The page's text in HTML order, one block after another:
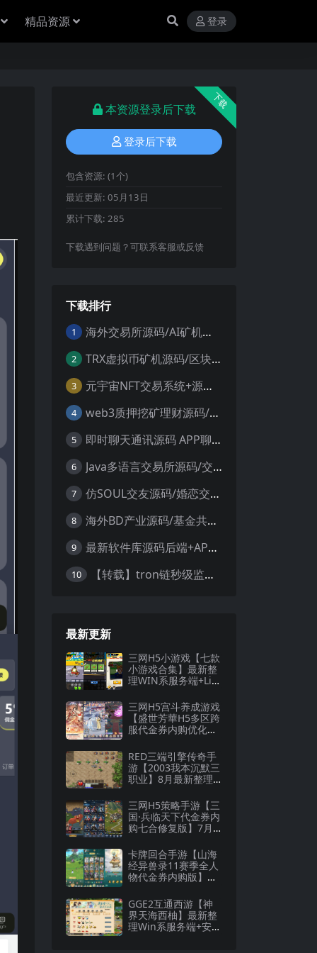
精品资源 登录
下载
本资源登录后下载
登录后下载
包含资源: (1个)
最近更新: 05月13日
累计下载: 285
下载遇到问题？可联系客服或反馈
下载排行
1 海外交易所源码/AI矿机系统源码 加密货币交易所 智能交易所源码
2 TRX虚拟币矿机源码/区块链矿机交易系统源码/支持 4国语言+usdt充值+搭建视频教程
3 元宇宙NFT交易系统+源码数字藏品3D合成+空投盲盒玩法抽集卡
4 web3质押挖矿理财源码/PHP理财源码
5 即时聊天通讯源码 APP聊天通讯源码 安卓+ios带后端源码控制
6 Java多语言交易所源码/交割合约/永续合约/币币/java服务端
7 仿SOUL交友源码/婚恋交友源码/社交友附近人婚恋约仿陌陌APP源码系统
8 海外BD产业源码/基金共享投资理财源码
9 最新软件库源码后端+APP端源码
10 【转载】tron链秒级监控授权+查余额+提币 全开源带视频教程文字教程
最新更新
三网H5小游戏【七款
小游戏合集】最新整
理WIN系服务端+Lin
搭建教程
三网H5宫斗养成游戏
【盛世芳華H5多区跨
服代金券内购优化
ux手工服务端+CDK
授权后台+全资源安
卓+详细搭建教程
RED三端引擎传奇手
游【2003我本沉默三
职业】8月最新整理W
+详细搭建教程
三网H5策略手游【三
国·兵临天下代金券内
购七合修复版】7月
服务端+管理后台+G
M授权后台+详细搭建
教程
卡牌回合手游【山海
经异兽录11赛季全人
物代金券内购版】最
+授权GM后台+管理
后台+热更修改工具
+安卓+详细搭建教程
GGE2互通西游【神
界天海西柚】最新整
理Win系服务端+安卓